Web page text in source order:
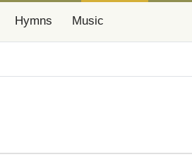
Hymns Music